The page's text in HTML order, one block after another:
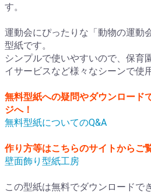
す。
運動会にぴったりな「動物の運動
型紙です。
シンプルで使いやすいので、保育
イサービスなど様々なシーンで使
無料型紙への疑問やダウンロード
ジへ！
無料型紙についてのQ&A
作り方等はこちらのサイトからご
壁面飾り型紙工房
この型紙は無料でダウンロードで